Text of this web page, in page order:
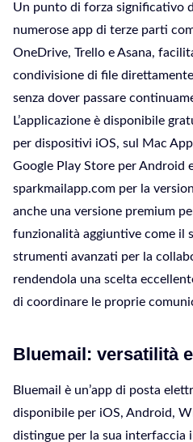
Un punto di forza significativo
numerose app di terze parti
OneDrive, Trello e Asana,
condivisione di file
senza dover passare
L’applicazione è disponibile
per dispositivi iOS, sul Mac
Google Play Store per Android
sparkmailapp.com per la
anche una versione premium
funzionalità aggiuntive come il
strumenti avanzati per la
rendendola una scelta
di coordinare le proprie
Bluemail: versatilità
Bluemail è un’app di posta
disponibile per iOS, Android,
distingue per la sua interfaccia